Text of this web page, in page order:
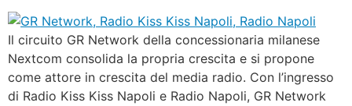
Il circuito GR Network della concessionaria milanese
Nextcom consolida la propria crescita e si propone
come attore in crescita del media radio. Con l’ingresso
di Radio Kiss Kiss Napoli e Radio Napoli, GR Network